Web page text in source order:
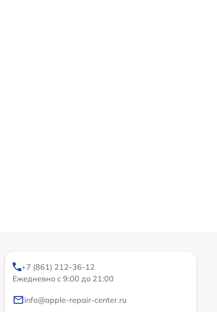
+7 (861) 212-36-12
Ежедневно с 9:00 до 21:00
info@apple-repair-center.ru